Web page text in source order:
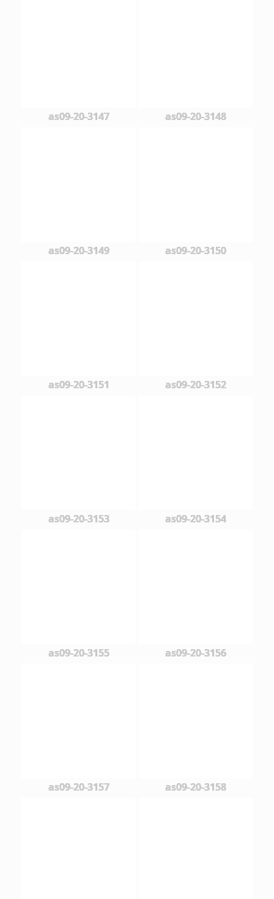
as09-20-3147 as09-20-3148
as09-20-3149 as09-20-3150
as09-20-3151 as09-20-3152
as09-20-3153 as09-20-3154
as09-20-3155 as09-20-3156
as09-20-3157 as09-20-3158